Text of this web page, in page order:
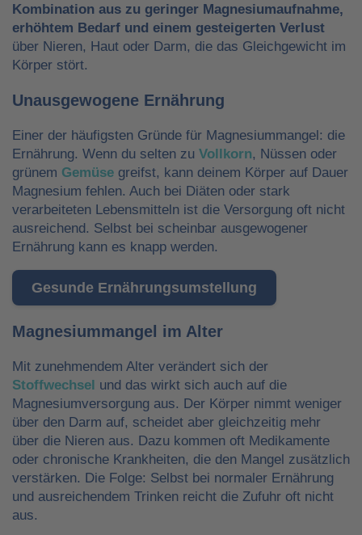
Kombination aus zu geringer Magnesiumaufnahme,
erhöhtem Bedarf und einem gesteigerten Verlust
über Nieren, Haut oder Darm, die das Gleichgewicht im
Körper stört.
Unausgewogene Ernährung
Einer der häufigsten Gründe für Magnesiummangel: die
Ernährung. Wenn du selten zu Vollkorn, Nüssen oder
grünem Gemüse greifst, kann deinem Körper auf Dauer
Magnesium fehlen. Auch bei Diäten oder stark
verarbeiteten Lebensmitteln ist die Versorgung oft nicht
ausreichend. Selbst bei scheinbar ausgewogener
Ernährung kann es knapp werden.
Gesunde Ernährungsumstellung
Magnesiummangel im Alter
Mit zunehmendem Alter verändert sich der
Stoffwechsel und das wirkt sich auch auf die
Magnesiumversorgung aus. Der Körper nimmt weniger
über den Darm auf, scheidet aber gleichzeitig mehr
über die Nieren aus. Dazu kommen oft Medikamente
oder chronische Krankheiten, die den Mangel zusätzlich
verstärken. Die Folge: Selbst bei normaler Ernährung
und ausreichendem Trinken reicht die Zufuhr oft nicht
aus.